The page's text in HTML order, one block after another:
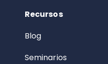
Recursos
Blog
Seminarios